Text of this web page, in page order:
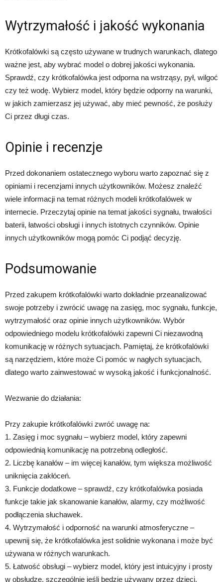
Wytrzymałość i jakość wykonania
Krótkofalówki są często używane w trudnych warunkach, dlatego
ważne jest, aby wybrać model o dobrej jakości wykonania.
Sprawdź, czy krótkofalówka jest odporna na wstrząsy, pył, wilgoć
czy też wodę. Wybierz model, który będzie odporny na warunki,
w jakich zamierzasz jej używać, aby mieć pewność, że posłuży
Ci przez długi czas.
Opinie i recenzje
Przed dokonaniem ostatecznego wyboru warto zapoznać się z
opiniami i recenzjami innych użytkowników. Możesz znaleźć
wiele informacji na temat różnych modeli krótkofalówek w
internecie. Przeczytaj opinie na temat jakości sygnału, trwałości
baterii, łatwości obsługi i innych istotnych czynników. Opinie
innych użytkowników mogą pomóc Ci podjąć decyzję.
Podsumowanie
Przed zakupem krótkofalówki warto dokładnie przeanalizować
swoje potrzeby i zwrócić uwagę na zasięg, moc sygnału, funkcje,
wytrzymałość oraz opinie innych użytkowników. Wybór
odpowiedniego modelu krótkofalówki zapewni Ci niezawodną
komunikację w różnych sytuacjach. Pamiętaj, że krótkofalówki
są narzędziem, które może Ci pomóc w nagłych sytuacjach,
dlatego warto zainwestować w wysoką jakość i funkcjonalność.
Wezwanie do działania:
Przy zakupie krótkofalówki zwróć uwagę na:
1. Zasięg i moc sygnału – wybierz model, który zapewni
odpowiednią komunikację na potrzebną odległość.
2. Liczbę kanałów – im więcej kanałów, tym większa możliwość
uniknięcia zakłóceń.
3. Funkcje dodatkowe – sprawdź, czy krótkofalówka posiada
funkcje takie jak skanowanie kanałów, alarmy, czy możliwość
podłączenia słuchawek.
4. Wytrzymałość i odporność na warunki atmosferyczne –
upewnij się, że krótkofalówka jest solidnie wykonana i może być
używana w różnych warunkach.
5. Łatwość obsługi – wybierz model, który jest intuicyjny i prosty
w obsłudze, szczególnie jeśli będzie używany przez dzieci.